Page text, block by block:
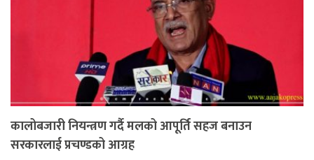
कालोबजारी नियन्त्रण गर्दै मलको आपूर्ति सहज बनाउन
सरकारलाई प्रचण्डको आग्रह